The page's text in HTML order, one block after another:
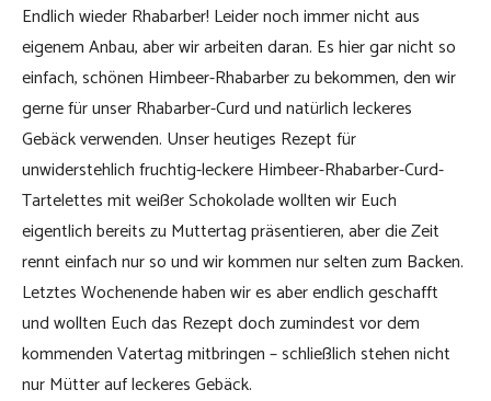
Endlich wieder Rhabarber! Leider noch immer nicht aus
eigenem Anbau, aber wir arbeiten daran. Es hier gar nicht so
einfach, schönen Himbeer-Rhabarber zu bekommen, den wir
gerne für unser Rhabarber-Curd und natürlich leckeres
Gebäck verwenden. Unser heutiges Rezept für
unwiderstehlich fruchtig-leckere Himbeer-Rhabarber-Curd-
Tartelettes mit weißer Schokolade wollten wir Euch
eigentlich bereits zu Muttertag präsentieren, aber die Zeit
rennt einfach nur so und wir kommen nur selten zum Backen.
Letztes Wochenende haben wir es aber endlich geschafft
und wollten Euch das Rezept doch zumindest vor dem
kommenden Vatertag mitbringen – schließlich stehen nicht
nur Mütter auf leckeres Gebäck.